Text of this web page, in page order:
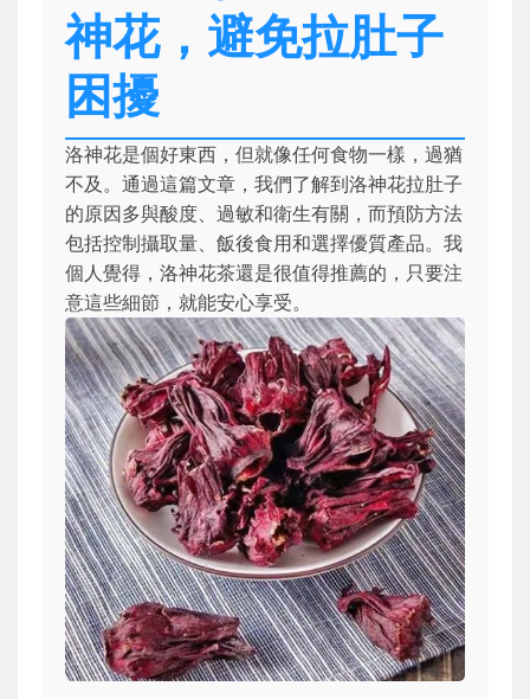
神花，避免拉肚子
困擾
洛神花是個好東西，但就像任何食物一樣，過猶
不及。通過這篇文章，我們了解到洛神花拉肚子
的原因多與酸度、過敏和衛生有關，而預防方法
包括控制攝取量、飯後食用和選擇優質產品。我
個人覺得，洛神花茶還是很值得推薦的，只要注
意這些細節，就能安心享受。